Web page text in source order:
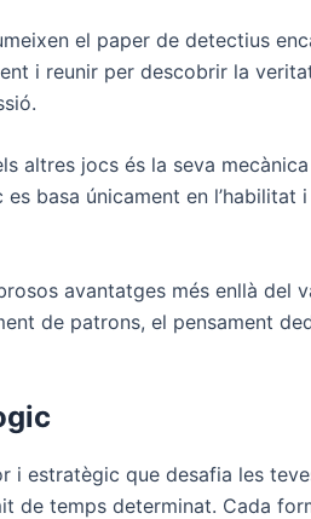
el paper de detectius
i reunir per descobrir la
altres jocs és la seva
basa únicament en
avantatges més enllà del
de patrons, el pensament
i estratègic que desafia les
de temps determinat. Cada